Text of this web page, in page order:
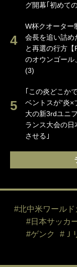
グ開幕｢初めて
W杯クオーター
会長を追い詰め
と再選の行方
のオウンゴール
(3)
｢この炎どこか
ベントスが“炎×
大の新3rdユニ
ランス大会の日
させる｣
#北中米ワール
#日本サッカ
#ゲンク
#Ｊ